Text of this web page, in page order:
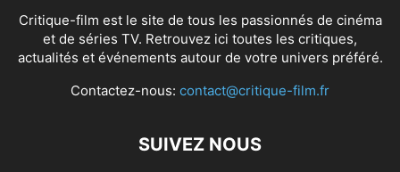
Critique-film est le site de tous les passionnés de cinéma
et de séries TV. Retrouvez ici toutes les critiques,
actualités et événements autour de votre univers préféré.
Contactez-nous: contact@critique-film.fr
SUIVEZ NOUS